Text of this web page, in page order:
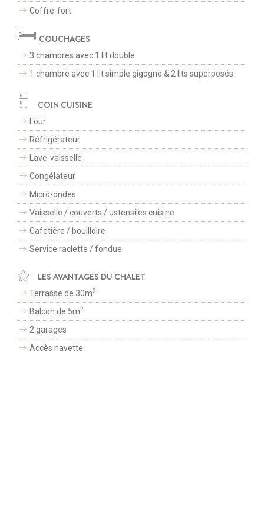
Coffre-fort
COUCHAGES
3 chambres avec 1 lit double
1 chambre avec 1 lit simple gigogne & 2 lits superposés
COIN CUISINE
Four
Réfrigérateur
Lave-vaisselle
Congélateur
Micro-ondes
Vaisselle / couverts / ustensiles cuisine
Cafetière / bouilloire
Service raclette / fondue
LES AVANTAGES DU CHALET
Terrasse de 30m2
Balcon de 5m2
2 garages
Accès navette
+33(0)4 79 75 75 20
ESPACE PRESSE
© LES PORTES DE MEGÈVE 2026 -TOUS DROITS RESERVÉS-MENTIONS LÉGALES
CGV
Création site internet par